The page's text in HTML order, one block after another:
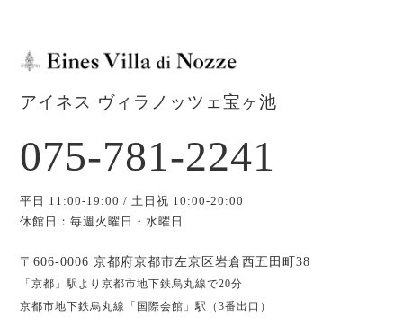
アイネス ヴィラノッツェ宝ヶ池
075-781-2241
平日 11:00-19:00 / 土日祝 10:00-20:00
休館日：毎週火曜日・水曜日
〒606-0006 京都府京都市左京区岩倉西五田町38
「京都」駅より京都市地下鉄烏丸線で20分
京都市地下鉄烏丸線「国際会館」駅（3番出口）